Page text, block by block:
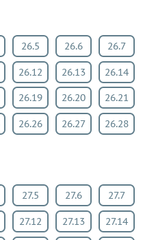
26.5 26.6 26.7
26.12 26.13 26.14
26.19 26.20 26.21
26.26 26.27 26.28
27.5 27.6 27.7
27.12 27.13 27.14